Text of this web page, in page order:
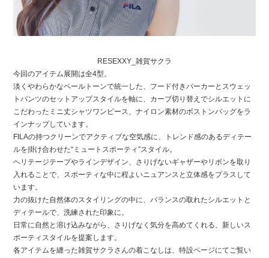
RESEXXY_雑賀サクラ
今回のアイテム展開は全4型。
淡くやわらかなペールトーンで統一した、フード付きパーカーとスウェッ
トパンツのセットアップスタイルを軸に、カーブ切り替えでシルエットに
こだわったミニ丈シャツワンピース、ナイロン素材のボストンバッグをラ
インナップしています。
FILAの持つクリーンでアクティブな空気感に、トレンド感のあるディテー
ルを掛け合わせた“ミュートスポーティ”スタイル。
ヘリテージテープやラインデザイン、さりげないギャザーやリボンを取り
入れることで、スポーティな中に程よいニュアンスと立体感をプラスして
います。
力の抜けた自然体のスタイリングの中に、バランスの取れたシルエットと
ディテールで、洗練された印象に。
日常に自然と溶け込みながら、さりげなく気分を高めてくれる、新しいス
ポーティスタイルを提案します。
各アイテムを纏った雑賀サクラさんの着こなしは、特設ページにてご覧い
RECRUIT
FOR BUSINESS PARTNER